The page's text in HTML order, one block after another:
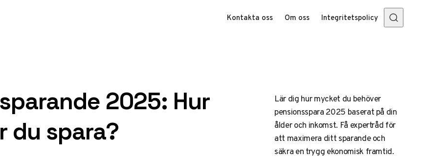
Kontakta oss Om oss Integritetspolicy
2025: Hur
du spara?
Lär dig hur mycket du behöver
pensionsspara 2025 baserat på din
ålder och inkomst. Få expertråd för
att maximera ditt sparande och
säkra en trygg ekonomisk framtid.